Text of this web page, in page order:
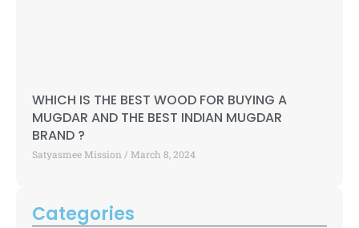
WHICH IS THE BEST WOOD FOR BUYING A
MUGDAR AND THE BEST INDIAN MUGDAR
BRAND ?
Satyasmee Mission March 8, 2024
Categories